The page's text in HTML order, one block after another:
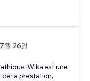
월 26일
Wika est une
de la prestation.